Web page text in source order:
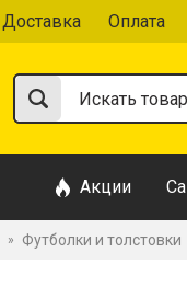
Доставка Оплата
Акции
» Футболки и толстовки